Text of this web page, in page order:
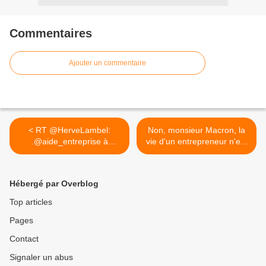
Commentaires
Ajouter un commentaire
< RT @HerveLambel:
.@aide_entreprise à
compléter...
Non, monsieur Macron, la
vie d'un entrepreneur n'est
pas «plus dure» que celle
Hébergé par Overblog
Top articles
Pages
Contact
Signaler un abus